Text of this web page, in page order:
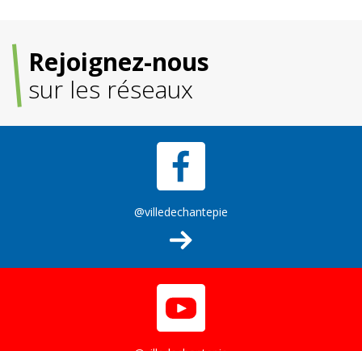
Rejoignez-nous
sur les réseaux
@villedechantepie